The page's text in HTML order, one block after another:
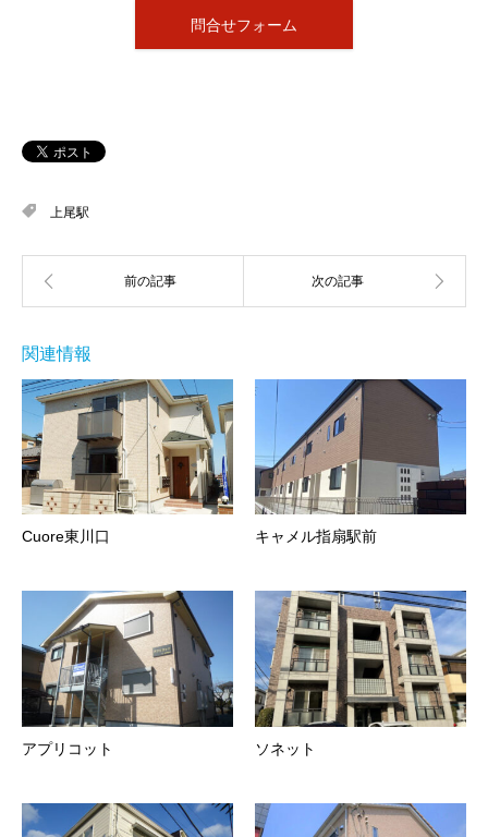
問合せフォーム
上尾駅
関連情報
Cuore東川口 キャメル指扇駅前
アプリコット ソネット